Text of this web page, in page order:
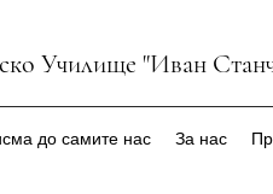
Училище "Иван
до самите нас За нас